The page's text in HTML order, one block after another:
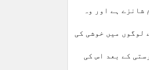
ہے اور وہ
لوگوں میں خوشی کی
لیکن حکومتی سرپرستی کے بعد اس کی